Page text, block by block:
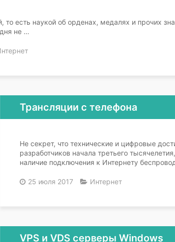
то есть наукой об орденах, медалях и прочих
не …
Трансляции с телефона
Не секрет, что технические и цифровые
разработчиков начала третьего
наличие подключения к Интернету
25 июля 2017 Интернет
VPS и VDS серверы Windows